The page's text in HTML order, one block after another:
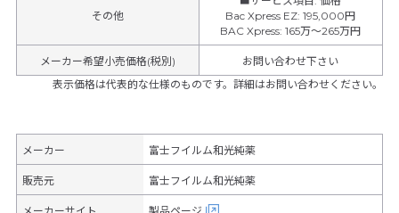
その他
Bac Xpress EZ:195,000円
BAC Xpress:165万～265万円
メーカー希望小売価格(税別)
お問い合わせ下さい
表示価格は代表的な仕様のものです。詳細はお問い合わせください。
メーカー 富士フイルム和光純薬
販売元 富士フイルム和光純薬